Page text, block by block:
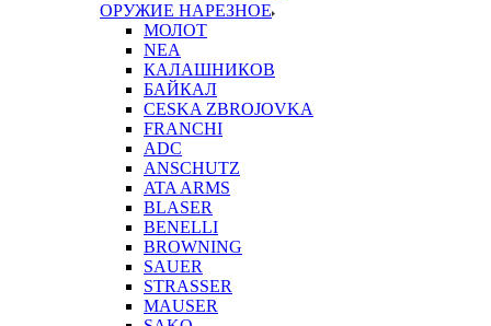
ОРУЖИЕ НАРЕЗНОЕ
МОЛОТ
NEA
КАЛАШНИКОВ
БАЙКАЛ
CESKA ZBROJOVKA
FRANCHI
ADC
ANSCHUTZ
ATA ARMS
BLASER
BENELLI
BROWNING
SAUER
STRASSER
MAUSER